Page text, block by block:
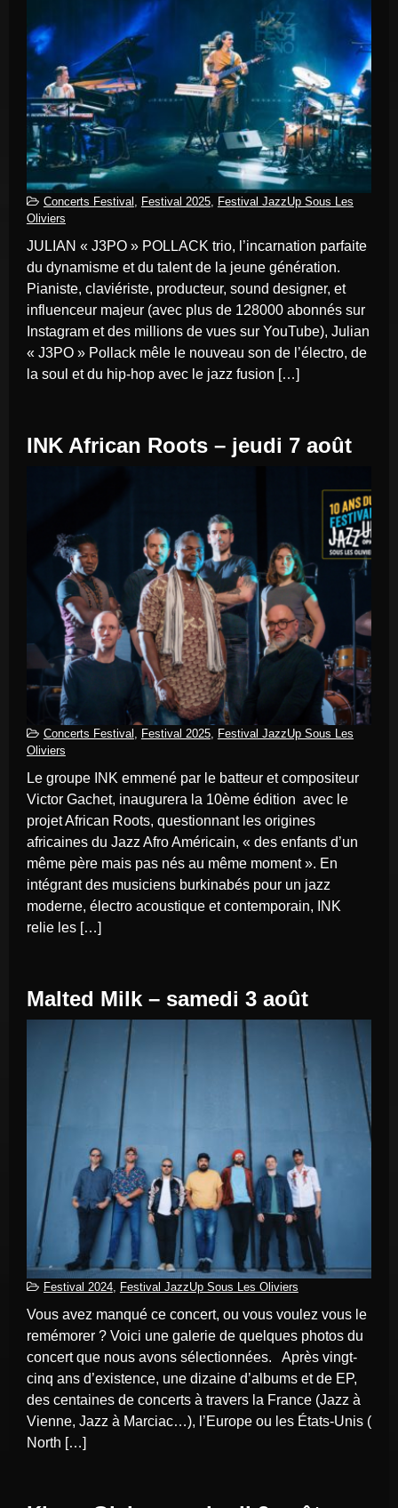
Concerts Festival , Festival 2025, Festival JazzUp Sous Les
Oliviers
JULIAN « J3PO » POLLACK trio, l’incarnation parfaite
du dynamisme et du talent de la jeune génération.
Pianiste, claviériste, producteur, sound designer, et
influenceur majeur (avec plus de 128000 abonnés sur
Instagram et des millions de vues sur YouTube), Julian
« J3PO » Pollack mêle le nouveau son de l’électro, de
la soul et du hip-hop avec le jazz fusion […]
INK African Roots – jeudi 7 août
Concerts Festival , Festival 2025, Festival JazzUp Sous Les
Oliviers
Le groupe INK emmené par le batteur et compositeur
Victor Gachet, inaugurera la 10ème édition avec le
projet African Roots, questionnant les origines
africaines du Jazz Afro Américain, « des enfants d’un
même père mais pas nés au même moment ». En
intégrant des musiciens burkinabés pour un jazz
moderne, électro acoustique et contemporain, INK
relie les […]
Malted Milk – samedi 3 août
Festival 2024, Festival JazzUp Sous Les Oliviers
Vous avez manqué ce concert, ou vous voulez vous le
remémorer ? Voici une galerie de quelques photos du
concert que nous avons sélectionnées. Après vingt-
cinq ans d’existence, une dizaine d’albums et de EP,
des centaines de concerts à travers la France (Jazz à
Vienne, Jazz à Marciac…), l’Europe ou les États-Unis (
North […]